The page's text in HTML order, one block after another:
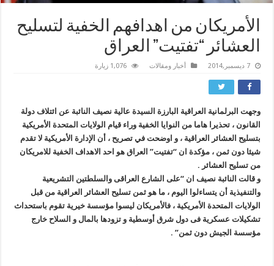
الأمريكان من اهدافهم الخفية لتسليح
العشائر “تفتيت” العراق
7 ديسمبر,2014 أخبار ومقالات 1,076 زيارة
وجهت البرلمانية العراقية البارزة السيدة عالية نصيف النائبة عن ائتلاف دولة
القانون ، تحذيرا هاما من النوايا الخفية وراء قيام الولايات المتحدة الأمريكية
بتسليح العشائر العراقية ، و اوضحت في تصريح ، أن الإدارة الأمريكية لا تقدم
شيئا دون ثمن ، مؤكدة ان “تفتيت” العراق هو احد الاهداف الخفية للامريكان
من تسليح العشائر .
و قالت النائبة نصیف ان “على الشارع العراقی والسلطتین التشریعیة
والتنفیذیة أن یتساءلوا الیوم ، ما هو ثمن تسلیح العشائر العراقیة من قبل
الولایات المتحدة الأمریکیة ، فالأمریکان لیسوا مؤسسة خیریة تقوم باستحداث
تشکیلات عسکریة فی دول شرق أوسطیة و تزودها بالمال و السلاح خارج
مؤسسة الجیش دون ثمن” .